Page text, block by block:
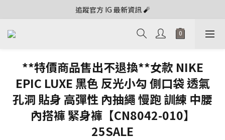
追蹤官方 IG 最新資訊 🧨
**特價商品售出不退換**女款 NIKE
EPIC LUXE 黑色 反光小勾 側口袋 透氣
孔洞 貼身 高彈性 內抽繩 慢跑 訓練 中腰
內搭褲 緊身褲【CN8042-010】
25SALE